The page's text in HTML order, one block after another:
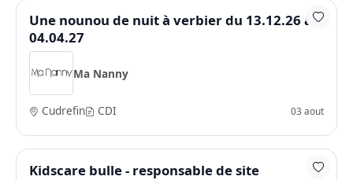
Une nounou de nuit à verbier du 13.12.26 au
04.04.27
Ma Nanny
Cudrefin CDI 03 aout
Kidscare bulle - responsable de site